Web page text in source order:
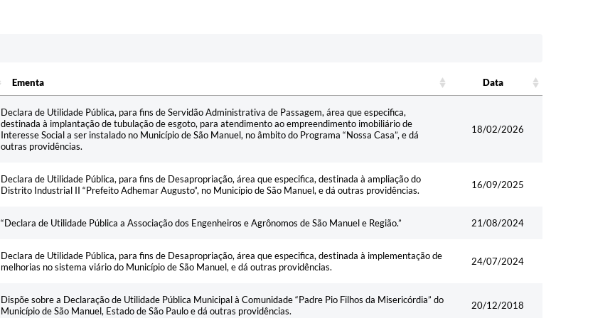
Ementa
Data
Declara de Utilidade Pública, para fins de Servidão Administrativa de Passagem, área que especifica,
destinada à implantação de tubulação de esgoto, para atendimento ao empreendimento imobiliário de
Interesse Social a ser instalado no Município de São Manuel, no âmbito do Programa “Nossa Casa”, e dá
outras providências.
18/02/2026
Declara de Utilidade Pública, para fins de Desapropriação, área que especifica, destinada à ampliação do
Distrito Industrial II “Prefeito Adhemar Augusto”, no Município de São Manuel, e dá outras providências.
16/09/2025
“Declara de Utilidade Pública a Associação dos Engenheiros e Agrônomos de São Manuel e Região.” 21/08/2024
Declara de Utilidade Pública, para fins de Desapropriação, área que especifica, destinada à implementação de
melhorias no sistema viário do Município de São Manuel, e dá outras providências.
24/07/2024
Dispõe sobre a Declaração de Utilidade Pública Municipal à Comunidade “Padre Pio Filhos da Misericórdia” do
Município de São Manuel, Estado de São Paulo e dá outras providências.
20/12/2018